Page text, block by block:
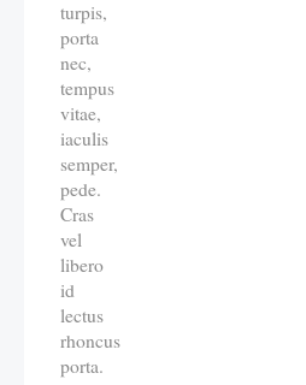
turpis,
porta
nec,
tempus
vitae,
iaculis
semper,
pede.
Cras
vel
libero
id
lectus
rhoncus
porta.